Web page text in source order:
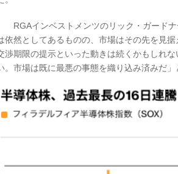
RGAインベストメンツのリック・ガードナ
依然としてあるものの、市場はその先を見
渉期限の提示といった動きは続くかもしれ
。市場は既に最悪の事態を織り込み済みだ」